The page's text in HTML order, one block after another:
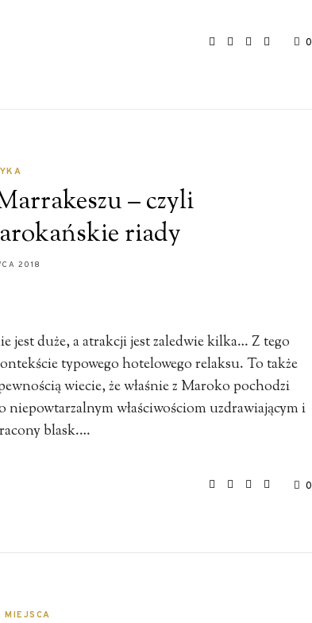
0
– czyli
riady
2018
jest duże, a atrakcji jest zaledwie kilka… Z tego
typowego hotelowego relaksu. To także
wiecie, że właśnie z Maroko pochodzi
właściwościom uzdrawiającym i
blask.…
0
MIEJSCA